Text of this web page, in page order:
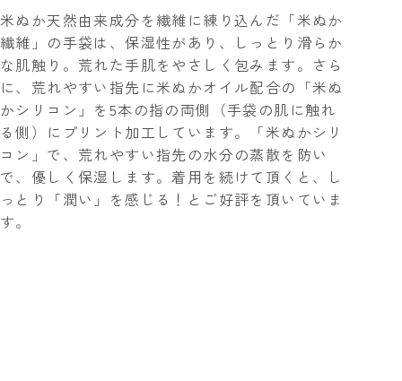
米ぬか天然由来成分を繊維に練り込んだ「米ぬか
繊維」の手袋は、保湿性があり、しっとり滑らか
な肌触り。荒れた手肌をやさしく包みます。さら
に、荒れやすい指先に米ぬかオイル配合の「米ぬ
かシリコン」を5本の指の両側（手袋の肌に触れ
る側）にプリント加工しています。「米ぬかシリ
コン」で、荒れやすい指先の水分の蒸散を防い
で、優しく保湿します。着用を続けて頂くと、し
っとり「潤い」を感じる！とご好評を頂いていま
す。